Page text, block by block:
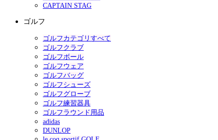
CAPTAIN STAG
ゴルフ
ゴルフカテゴリすべて
ゴルフクラブ
ゴルフボール
ゴルフウェア
ゴルフバッグ
ゴルフシューズ
ゴルフグローブ
ゴルフ練習器具
ゴルフラウンド用品
adidas
DUNLOP